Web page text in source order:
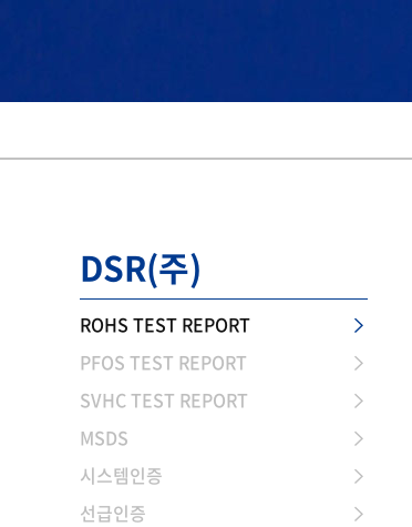
DSR(주)
ROHS TEST REPORT
PFOS TEST REPORT
SVHC TEST REPORT
MSDS
시스템인증
선급인증